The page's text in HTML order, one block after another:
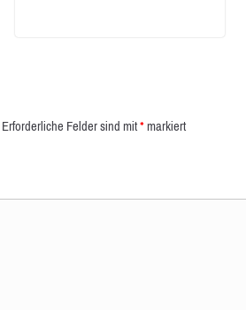
Erforderliche Felder sind mit*markiert